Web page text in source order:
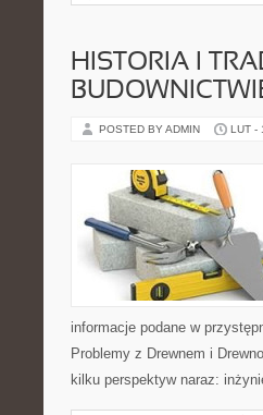
HISTORIA I
POSTED BY ADMIN LUT -
informacje podane w
Problemy z Drewnem i
kilku perspektyw naraz: